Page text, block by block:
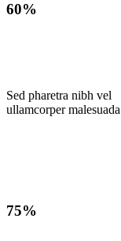
60%
Sed pharetra nibh vel
ullamcorper malesuada
75%